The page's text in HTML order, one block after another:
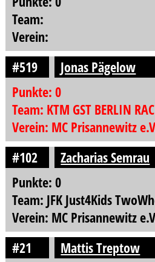
Team:
Verein:
#519
Jonas Pägelow
Punkte: 0
Team: KTM GST BERLIN
Verein: MC Prisannewitz
#102
Zacharias Semrau
Punkte: 0
Team: JFK Just4Kids
Verein: MC Prisannewitz
#21
Mattis Treptow